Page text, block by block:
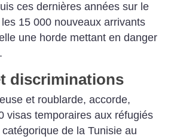
ces dernières années sur le
15 000 nouveaux arrivants
une horde mettant en danger
discriminations
et roublarde, accorde,
visas temporaires aux réfugiés
catégorique de la Tunisie au